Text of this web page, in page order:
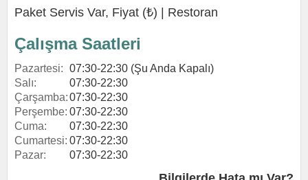
Paket Servis Var, Fiyat (₺) | Restoran
Çalışma Saatleri
Pazartesi: 07:30-22:30 (Şu Anda Kapalı)
Salı:
07:30-22:30
Çarşamba:07:30-22:30
Perşembe: 07:30-22:30
Cuma:
07:30-22:30
Cumartesi: 07:30-22:30
Pazar:
07:30-22:30